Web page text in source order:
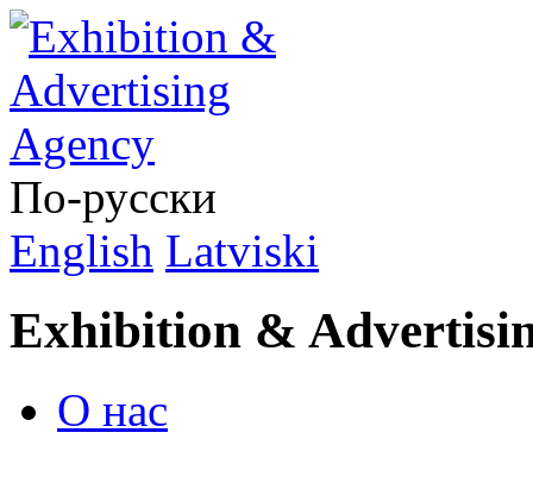
По-русски
English Latviski
Exhibition &
О нас